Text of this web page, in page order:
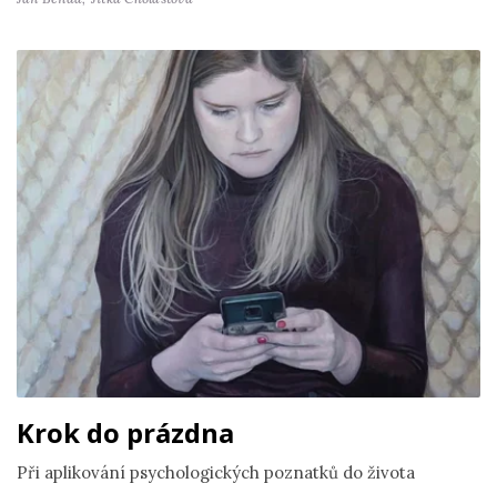
Krok do prázdna
Při aplikování psychologických poznatků do života